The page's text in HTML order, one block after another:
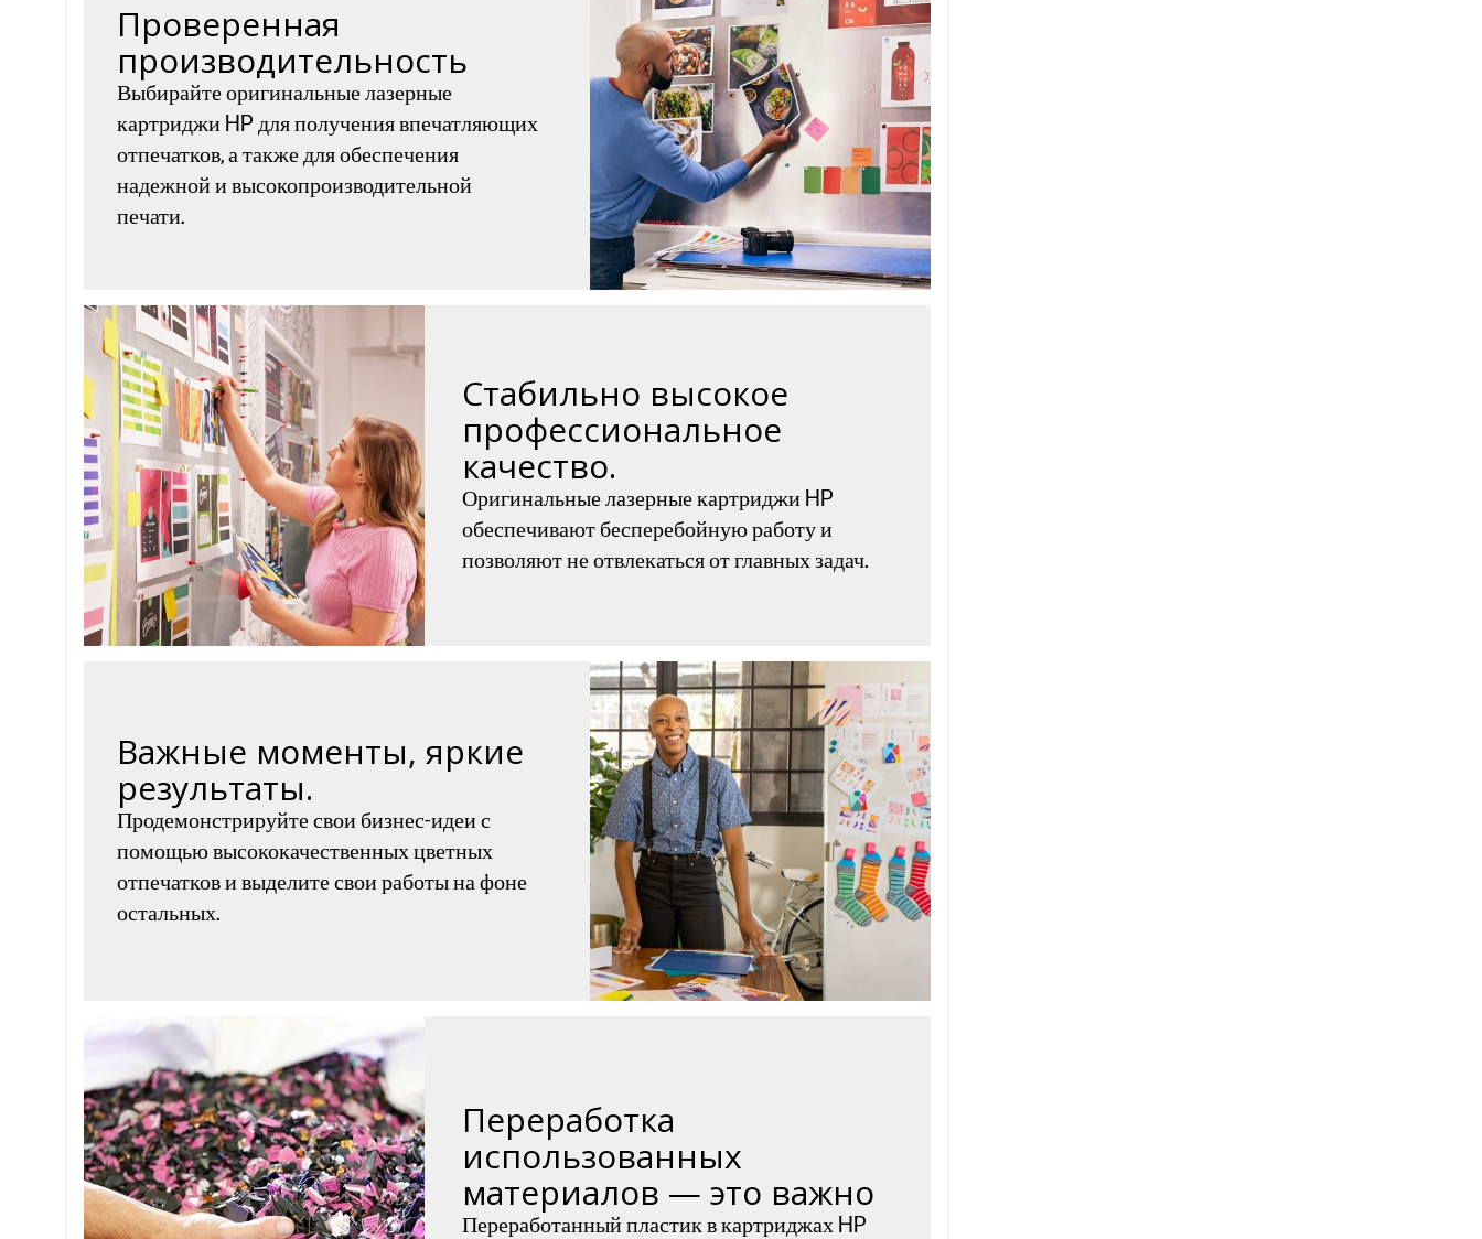
Проверенная
производительность
Выбирайте оригинальные лазерные
картриджи HP для получения впечатляющих
отпечатков, а также для обеспечения
надежной и высокопроизводительной
печати.
Стабильно высокое
профессиональное
качество.
Оригинальные лазерные картриджи HP
обеспечивают бесперебойную работу и
позволяют не отвлекаться от главных задач.
Важные моменты, яркие
результаты.
Продемонстрируйте свои бизнес-идеи с
помощью высококачественных цветных
отпечатков и выделите свои работы на фоне
остальных.
Переработка
использованных
материалов — это важно
Переработанный пластик в картриджах HP